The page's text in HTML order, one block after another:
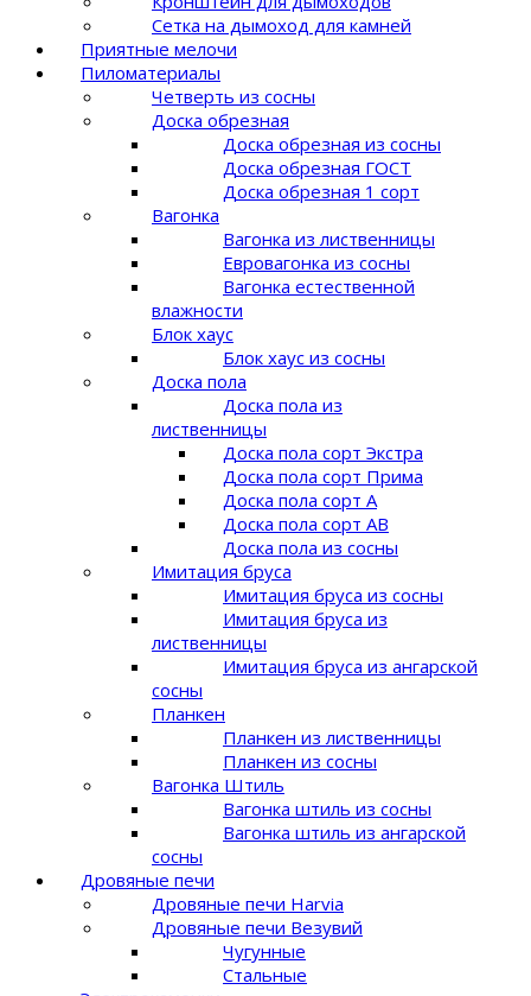
Сетка на дымоход для камней
Приятные мелочи
Пиломатериалы
Четверть из сосны
Доска обрезная
Доска обрезная из сосны
Доска обрезная ГОСТ
Доска обрезная 1 сорт
Вагонка
Вагонка из лиственницы
Евровагонка из сосны
Вагонка естественной
влажности
Блок хаус
Блок хаус из сосны
Доска пола
Доска пола из
лиственницы
Доска пола сорт Экстра
Доска пола сорт Прима
Доска пола сорт A
Доска пола сорт AB
Доска пола из сосны
Имитация бруса
Имитация бруса из сосны
Имитация бруса из
лиственницы
Имитация бруса из ангарской
сосны
Планкен
Планкен из лиственницы
Планкен из сосны
Вагонка Штиль
Вагонка штиль из сосны
Вагонка штиль из ангарской
сосны
Дровяные печи
Дровяные печи Harvia
Дровяные печи Везувий
Чугунные
Стальные